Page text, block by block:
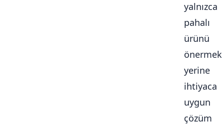
yalnızca
pahalı
ürünü
önermek
yerine
ihtiyaca
uygun
çözüm